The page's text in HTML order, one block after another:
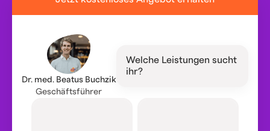
Dr. med. Beatus Buchzik
Geschäftsführer
Welche Leistungen sucht
ihr?